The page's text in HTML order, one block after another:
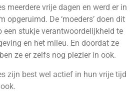
meerdere vrije dagen en werd er in
opgeruimd. De ‘moeders’ doen dit
een stukje verantwoordelijkheid te
en het mileu. En doordat ze
ze er zelfs nog plezier in ook.
zijn best wel actief in hun vrije tijd